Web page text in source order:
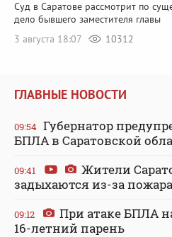
Суд в Саратове рассмотрит по
дело бывшего заместителя главы
3 августа 18:07
10312
ГЛАВНЫЕ НОВОСТИ
09:54 Губернатор
БПЛА в Саратовской
09:41
Жители
задыхаются из-за
09:12
При атаке БПЛА
16-летний парень